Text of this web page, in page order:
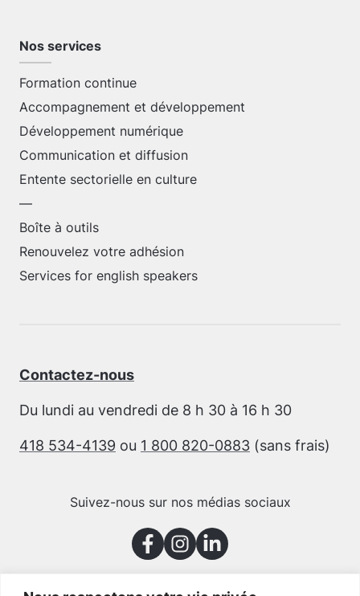
Nos services
Formation continue
Accompagnement et développement
Développement numérique
Communication et diffusion
Entente sectorielle en culture
—
Boîte à outils
Renouvelez votre adhésion
Services for english speakers
Contactez-nous
Du lundi au vendredi de 8 h 30 à 16 h 30
418 534-4139 ou 1 800 820-0883 (sans frais)
Suivez-nous sur nos médias sociaux